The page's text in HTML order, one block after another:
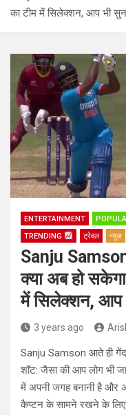
का टीम में सिलेक्शन, आप भी सुन
ENTERTAINMENT
TRENDING
ट्रेवल न्यूज़
Sanju
क्या अब हो
में सिलेक्शन, आप
3 years ago
Sanju Samson आते ही गेंद
शॉट: जैसा की आप लोग भी
में अपनी जगह बनानी है और
कैप्टन के सामने रखने के लिए